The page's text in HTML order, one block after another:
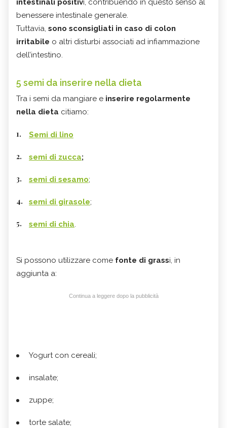
intestinali positivi, contribuendo in questo senso al
benessere intestinale generale.
Tuttavia, sono sconsigliati in caso di colon
irritabile o altri disturbi associati ad infiammazione
dell’intestino.
5 semi da inserire nella dieta
Tra i semi da mangiare e inserire regolarmente
nella dieta citiamo:
Semi di lino
semi di zucca;
semi di sesamo;
semi di girasole;
semi di chia.
Si possono utilizzare come fonte di grassi, in
aggiunta a:
Continua a leggere dopo la pubblicità
Yogurt con cereali;
insalate;
zuppe;
torte salate;